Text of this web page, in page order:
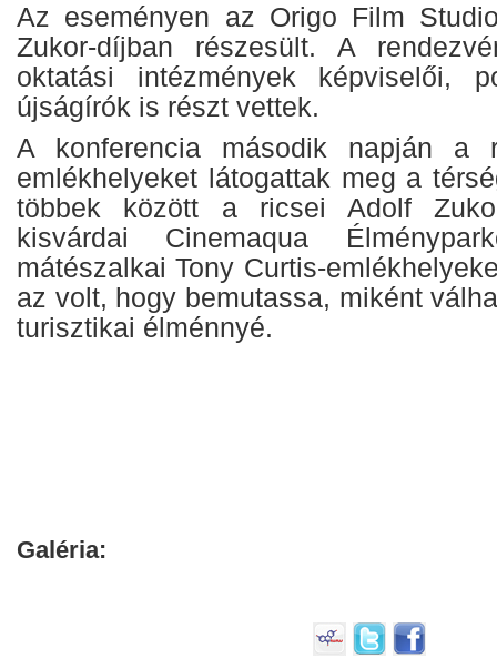
Az eseményen az Origo Film
Zukor-díjban részesült. A
oktatási intézmények képviselői,
újságírók is részt vettek.
A konferencia második napján a
emlékhelyeket látogattak meg a
többek között a ricsei Adolf
kisvárdai Cinemaqua
mátészalkai Tony Curtis-
az volt, hogy bemutassa, miként
turisztikai élménnyé.
Galéria: